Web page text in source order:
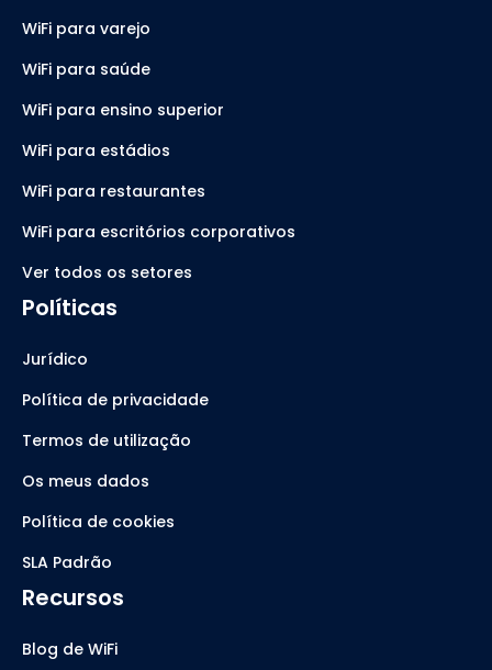
WiFi para varejo
WiFi para saúde
WiFi para ensino superior
WiFi para estádios
WiFi para restaurantes
WiFi para escritórios corporativos
Ver todos os setores
Políticas
Jurídico
Política de privacidade
Termos de utilização
Os meus dados
Política de cookies
SLA Padrão
Recursos
Blog de WiFi